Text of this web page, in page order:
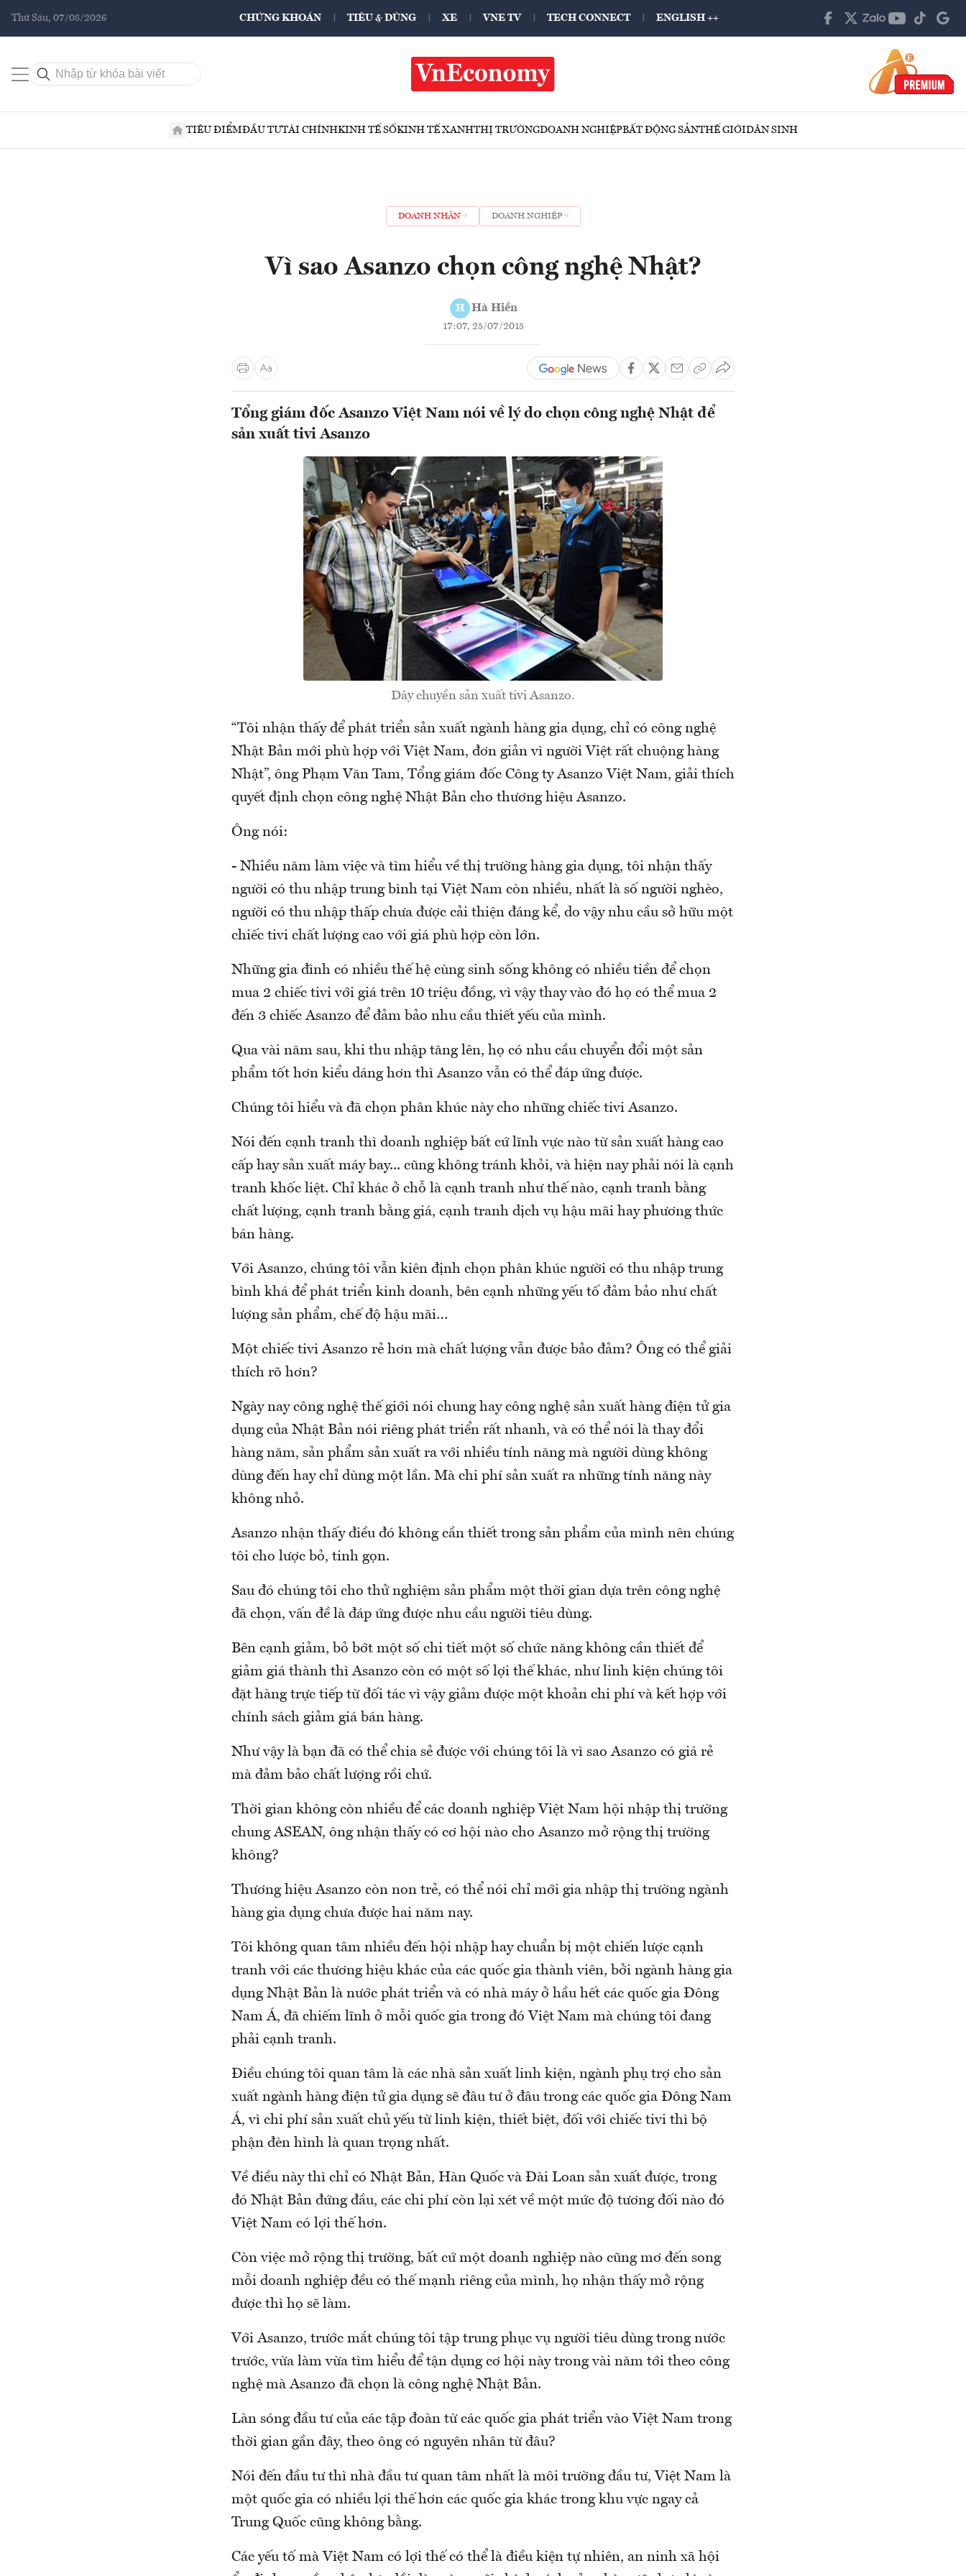
Thứ Sáu, 07/08/2026 CHỨNG KHOÁN TIÊU & DÙNG XE VNE TV TECH CONNECT ENGLISH ++
TIÊU ĐIỂMĐẦU TƯTÀI CHÍNHKINH TẾ SỐKINH TẾ XANHTHỊ TRƯỜNGDOANH NGHIỆPBẤT ĐỘNG SẢNTHẾ GIỚIDÂN SINH
DOANH NHÂN DOANH NGHIỆP
Vì sao Asanzo chọn công nghệ Nhật?
H Hà Hiền
17:07, 25/07/2015
Tổng giám đốc Asanzo Việt Nam nói về lý do chọn công nghệ Nhật để
sản xuất tivi Asanzo
Dây chuyền sản xuất tivi Asanzo.
“Tôi nhận thấy để phát triển sản xuất ngành hàng gia dụng, chỉ có công nghệ
Nhật Bản mới phù hợp với Việt Nam, đơn giản vì người Việt rất chuộng hàng
Nhật”, ông Phạm Văn Tam, Tổng giám đốc Công ty Asanzo Việt Nam, giải thích
quyết định chọn công nghệ Nhật Bản cho thương hiệu Asanzo.
Ông nói:
- Nhiều năm làm việc và tìm hiểu về thị trường hàng gia dụng, tôi nhận thấy
người có thu nhập trung bình tại Việt Nam còn nhiều, nhất là số người nghèo,
người có thu nhập thấp chưa được cải thiện đáng kể, do vậy nhu cầu sở hữu một
chiếc tivi chất lượng cao với giá phù hợp còn lớn.
Những gia đình có nhiều thế hệ cùng sinh sống không có nhiều tiền để chọn
mua 2 chiếc tivi với giá trên 10 triệu đồng, vì vậy thay vào đó họ có thể mua 2
đến 3 chiếc Asanzo để đảm bảo nhu cầu thiết yếu của mình.
Qua vài năm sau, khi thu nhập tăng lên, họ có nhu cầu chuyển đổi một sản
phẩm tốt hơn kiểu dáng hơn thì Asanzo vẫn có thể đáp ứng được.
Chúng tôi hiểu và đã chọn phân khúc này cho những chiếc tivi Asanzo.
Nói đến cạnh tranh thì doanh nghiệp bất cứ lĩnh vực nào từ sản xuất hàng cao
cấp hay sản xuất máy bay... cũng không tránh khỏi, và hiện nay phải nói là cạnh
tranh khốc liệt. Chỉ khác ở chỗ là cạnh tranh như thế nào, cạnh tranh bằng
chất lượng, cạnh tranh bằng giá, cạnh tranh dịch vụ hậu mãi hay phương thức
bán hàng.
Với Asanzo, chúng tôi vẫn kiên định chọn phân khúc người có thu nhập trung
bình khá để phát triển kinh doanh, bên cạnh những yếu tố đảm bảo như chất
lượng sản phẩm, chế độ hậu mãi…
Một chiếc tivi Asanzo rẻ hơn mà chất lượng vẫn được bảo đảm? Ông có thể giải
thích rõ hơn?
Ngày nay công nghệ thế giới nói chung hay công nghệ sản xuất hàng điện tử gia
dụng của Nhật Bản nói riêng phát triển rất nhanh, và có thể nói là thay đổi
hàng năm, sản phẩm sản xuất ra với nhiều tính năng mà người dùng không
dùng đến hay chỉ dùng một lần. Mà chi phí sản xuất ra những tính năng này
không nhỏ.
Asanzo nhận thấy điều đó không cần thiết trong sản phẩm của mình nên chúng
tôi cho lược bỏ, tinh gọn.
Sau đó chúng tôi cho thử nghiệm sản phẩm một thời gian dựa trên công nghệ
đã chọn, vấn đề là đáp ứng được nhu cầu người tiêu dùng.
Bên cạnh giảm, bỏ bớt một số chi tiết một số chức năng không cần thiết để
giảm giá thành thì Asanzo còn có một số lợi thế khác, như linh kiện chúng tôi
đặt hàng trực tiếp từ đối tác vì vậy giảm được một khoản chi phí và kết hợp với
chính sách giảm giá bán hàng.
Như vậy là bạn đã có thể chia sẻ được với chúng tôi là vì sao Asanzo có giá rẻ
mà đảm bảo chất lượng rồi chứ.
Thời gian không còn nhiều để các doanh nghiệp Việt Nam hội nhập thị trường
chung ASEAN, ông nhận thấy có cơ hội nào cho Asanzo mở rộng thị trường
không?
Thương hiệu Asanzo còn non trẻ, có thể nói chỉ mới gia nhập thị trường ngành
hàng gia dụng chưa được hai năm nay.
Tôi không quan tâm nhiều đến hội nhập hay chuẩn bị một chiến lược cạnh
tranh với các thương hiệu khác của các quốc gia thành viên, bởi ngành hàng gia
dụng Nhật Bản là nước phát triển và có nhà máy ở hầu hết các quốc gia Đông
Nam Á, đã chiếm lĩnh ở mỗi quốc gia trong đó Việt Nam mà chúng tôi đang
phải cạnh tranh.
Điều chúng tôi quan tâm là các nhà sản xuất linh kiện, ngành phụ trợ cho sản
xuất ngành hàng điện tử gia dụng sẽ đâu tư ở đâu trong các quốc gia Đông Nam
Á, vì chi phí sản xuất chủ yếu từ linh kiện, thiết biệt, đối với chiếc tivi thì bộ
phận đèn hình là quan trọng nhất.
Về điều này thì chỉ có Nhật Bản, Hàn Quốc và Đài Loan sản xuất được, trong
đó Nhật Bản đứng đầu, các chi phí còn lại xét về một mức độ tương đối nào đó
Việt Nam có lợi thế hơn.
Còn việc mở rộng thị trường, bất cứ một doanh nghiệp nào cũng mơ đến song
mỗi doanh nghiệp đều có thế mạnh riêng của mình, họ nhận thấy mở rộng
được thì họ sẽ làm.
Với Asanzo, trước mắt chúng tôi tập trung phục vụ người tiêu dùng trong nước
trước, vừa làm vừa tìm hiểu để tận dụng cơ hội này trong vài năm tới theo công
nghệ mà Asanzo đã chọn là công nghệ Nhật Bản.
Làn sóng đầu tư của các tập đoàn từ các quốc gia phát triển vào Việt Nam trong
thời gian gần đây, theo ông có nguyên nhân từ đâu?
Nói đến đầu tư thì nhà đầu tư quan tâm nhất là môi trường đầu tư, Việt Nam là
một quốc gia có nhiều lợi thế hơn các quốc gia khác trong khu vực ngay cả
Trung Quốc cũng không bằng.
Các yếu tố mà Việt Nam có lợi thế có thể là điều kiện tự nhiên, an ninh xã hội